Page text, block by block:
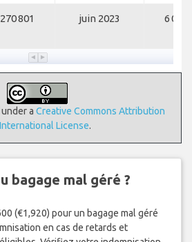
801 juin 2023 6 059
a Creative Commons Attribution
License.
bagage mal géré ?
(€1,920) pour un bagage mal géré
en cas de retards et